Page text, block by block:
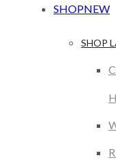
SHOPNEW
SHOP